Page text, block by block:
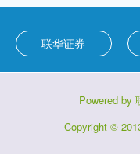
联华证券
Powered by
Copyright ©